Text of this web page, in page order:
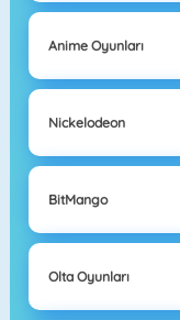
Anime Oyunları
Nickelodeon
BitMango
Olta Oyunları